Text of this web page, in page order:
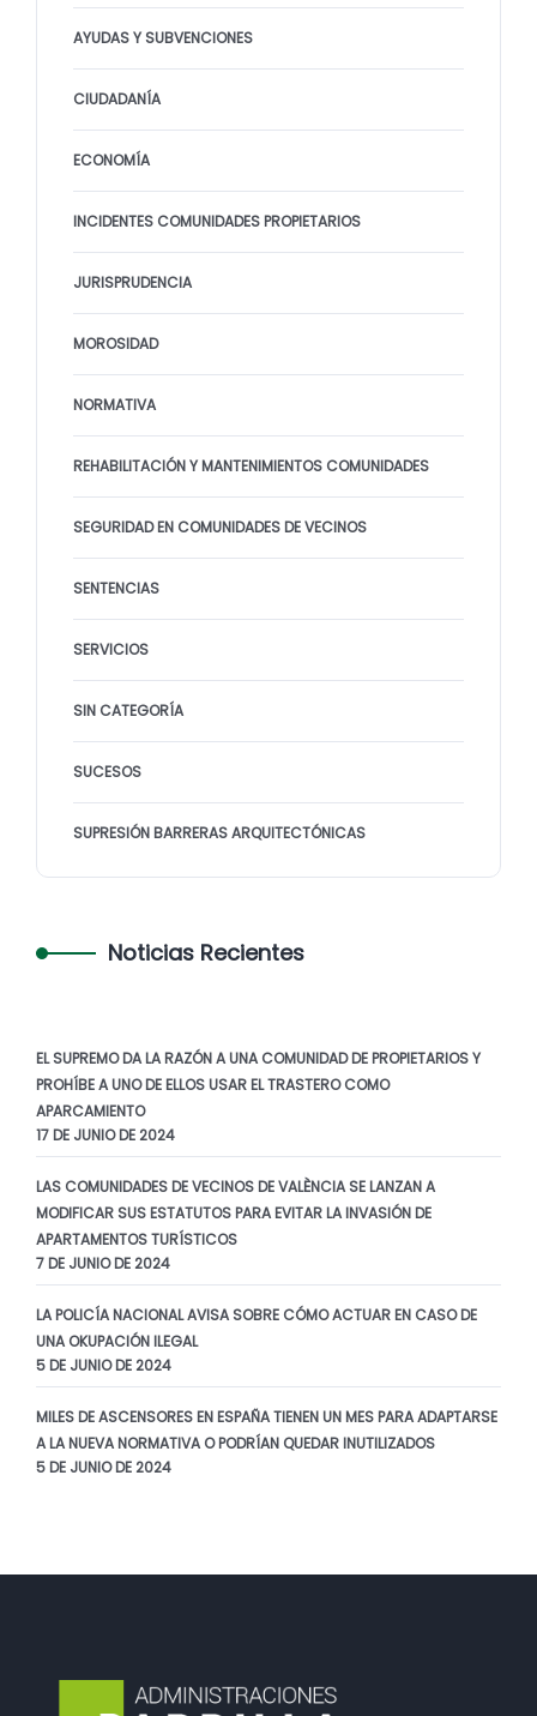
AYUDAS Y SUBVENCIONES
CIUDADANÍA
ECONOMÍA
INCIDENTES COMUNIDADES PROPIETARIOS
JURISPRUDENCIA
MOROSIDAD
NORMATIVA
REHABILITACIÓN Y MANTENIMIENTOS COMUNIDADES
SEGURIDAD EN COMUNIDADES DE VECINOS
SENTENCIAS
SERVICIOS
SIN CATEGORÍA
SUCESOS
SUPRESIÓN BARRERAS ARQUITECTÓNICAS
Noticias Recientes
EL SUPREMO DA LA RAZÓN A UNA COMUNIDAD DE PROPIETARIOS Y
PROHÍBE A UNO DE ELLOS USAR EL TRASTERO COMO
APARCAMIENTO
17 DE JUNIO DE 2024
LAS COMUNIDADES DE VECINOS DE VALÈNCIA SE LANZAN A
MODIFICAR SUS ESTATUTOS PARA EVITAR LA INVASIÓN DE
APARTAMENTOS TURÍSTICOS
7 DE JUNIO DE 2024
LA POLICÍA NACIONAL AVISA SOBRE CÓMO ACTUAR EN CASO DE
UNA OKUPACIÓN ILEGAL
5 DE JUNIO DE 2024
MILES DE ASCENSORES EN ESPAÑA TIENEN UN MES PARA ADAPTARSE
A LA NUEVA NORMATIVA O PODRÍAN QUEDAR INUTILIZADOS
5 DE JUNIO DE 2024